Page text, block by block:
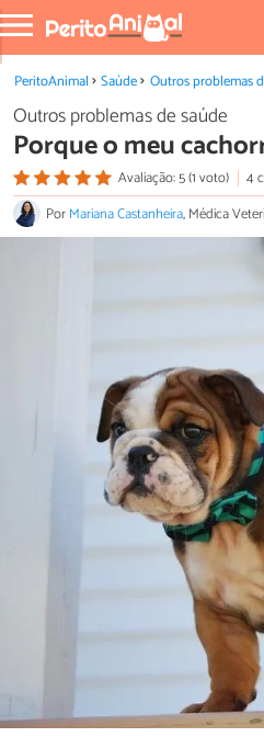
PeritoAnimal Saúde Outros problemas
Outros problemas de saúde
Porque o meu
Avaliação: 5 (1 voto)
4
PorMariana Castanheira, Médica